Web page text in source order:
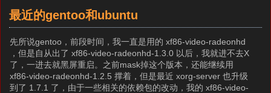
最近的gentoo和ubuntu
先所说gentoo，前段时间，我一直是用的 xf86-video-radeonhd
，但是自从出了 xf86-video-radeonhd-1.3.0 以后，我就进不去X
了，一进去就黑屏重启。之前mask掉这个版本，还能继续用
xf86-video-radeonhd-1.2.5 撑着，但是最近 xorg-server 也升级
到了 1.7.1 了，由于一些相关的依赖包的改动，我的 xf86-video-